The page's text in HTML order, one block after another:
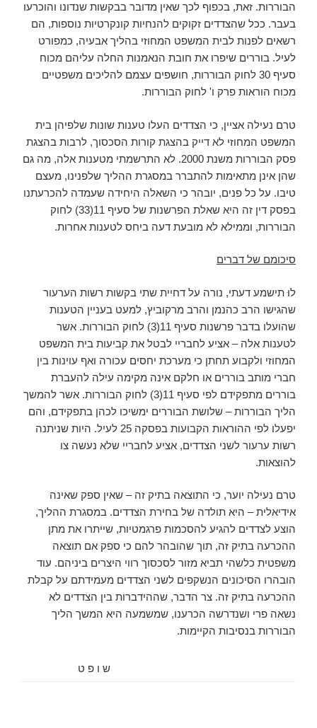
הבוררות. זאת, בכפוף לכך שאין מדובר בבקשות שנדונו והוכרעו
בעבר. ככל שהצדדים זקוקים להנחיות קונקרטיות נוספות, הם
רשאים לפנות לבית המשפט המחוזי בהליך אבעיה, כמפורט
לעיל. בוררים שיפרו את חובת הנאמנות החלה עליהם מכוח
סעיף 30 לחוק הבוררות, חושפים עצמם להליכים משפטיים
מכוח הוראות פרק ו' לחוק הבוררות.
טרם נעילה אציין, כי הצדדים העלו טענות שונות שלפיהן בית
המשפט המחוזי לא דייק בהצגת קורות הסכסוך, לרבות בהצגת
פסק הבוררות משנת 2000. לא התרשמתי מטענות אלה, מה גם
שהן אינן מתאימות להתברר במסגרת ההליך שלפנינו, מעצם
טיבו. על כל פנים, יובהר כי השאלה היחידה שעמדה להכרעתנו
בפסק דין זה היא שאלת הפרשנות של סעיף 11(33) לחוק
הבוררות, וממילא לא מובעת דעה ביחס לטענות אחרות.
סיכומם של דברים
לוּ תישמע דעתי, נורה על דחיית שתי בקשות רשות הערעור
שהגישו הרב כהנמן והרב מרקוביץ, למעט בעניין הטענות
שהועלו בדבר פרשנות סעיף 11(3) לחוק הבוררות. אשר
לטענות אלה – אציע לחבריי לבטל את קביעות בית המשפט
המחוזי ולקבוע תחתן כי מערכת יחסים עכורה ואף עוינות בין
חברי מותב בוררים או חלקם אינה מקימה עילה להעברת
בוררים מתפקידם לפי סעיף 11(3) לחוק הבוררות. אשר להמשך
הליך הבוררות – שלושת הבוררים ימשיכו לכהן בתפקידם, והם
יפעלו לפי ההוראות הקבועות בפסקה 25 לעיל. היות שניתנה
רשות ערעור לשני הצדדים, אציע לחבריי שלא נעשה צו
להוצאות.
טרם נעילה יוער, כי התוצאה בתיק זה – שאין ספק שאינה
אידיאלית – היא תולדה של בחירת הצדדים. במסגרת ההליך,
הוצע לצדדים להגיע להסכמות פרגמטיות, שייתרו את מתן
ההכרעה בתיק זה, תוך שהובהר להם כי ספק אם תוצאה
משפטית כלשהי תביא מזור לסכסוך רווי היצרים ביניהם. עוד
הובהרו הסיכונים הנשקפים לשני הצדדים מעמידתם על קבלת
ההכרעה בתיק זה. צר הדבר, שההידברות בין הצדדים לא
נשאה פרי ושנדרשה הכרענו, שמשמעה היא המשך הליך
הבוררות בנסיבות הקיימות.
ש ו פ ט